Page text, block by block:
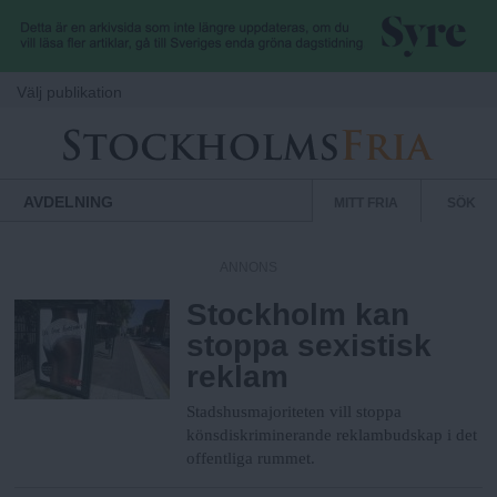
Hoppa till huvudinnehåll
Välj publikation
S
c
AVDELNING
n
d
r
m
Stockholm kan
stoppa sexistisk
reklam
Stadshusmajoriteten vill stoppa
könsdiskriminerande reklambudskap i det
offentliga rummet.